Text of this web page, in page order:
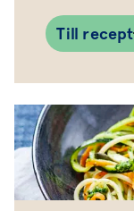
Till recept